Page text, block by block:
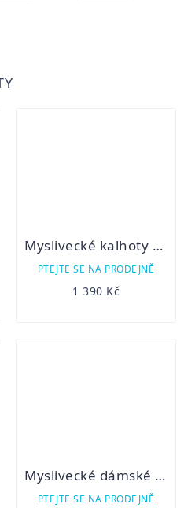
Myslivecké kalhoty dámské FREDERIKA hnědé
PTEJTE SE NA PRODEJNĚ
1 390 Kč
Myslivecké dámské kalhoty 3/4 GALINA
PTEJTE SE NA PRODEJNĚ